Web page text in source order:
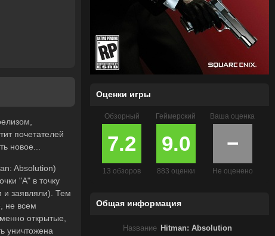
почетателей
новое...
Absolution)
"А" в точку
и заявляли). Тем
не всем
открытые,
уничтожена
Оценки игры
Обзорный
7.2
13 обзоров
Геймерский
9.0
883 оценки
Ваша оценка
−
Не оценено
Общая информация
Название Hitman: Absolution